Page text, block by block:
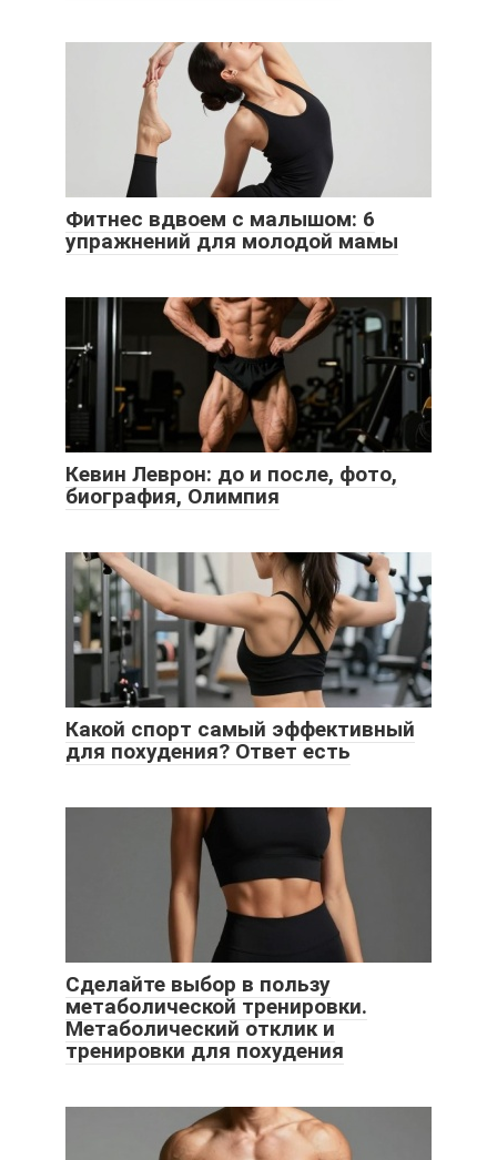
Фитнес вдвоем с малышом: 6
упражнений для молодой мамы
Кевин Леврон: до и после, фото,
биография, Олимпия
Какой спорт самый эффективный
для похудения? Ответ есть
Сделайте выбор в пользу
метаболической тренировки.
Метаболический отклик и
тренировки для похудения